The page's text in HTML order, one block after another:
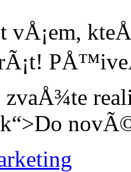
vÅ¡em,
zvaÅ¾te